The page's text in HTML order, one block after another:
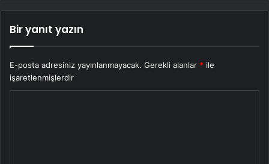
Bir yanıt yazın
E-posta adresiniz yayınlanmayacak. Gerekli alanlar * ile
işaretlenmişlerdir